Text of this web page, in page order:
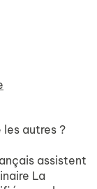
autres ?
assistent
La